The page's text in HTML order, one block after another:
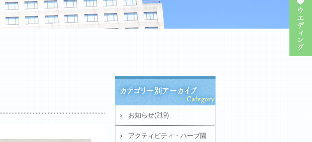
お知らせ(219)
アクティビティ・ハーブ園